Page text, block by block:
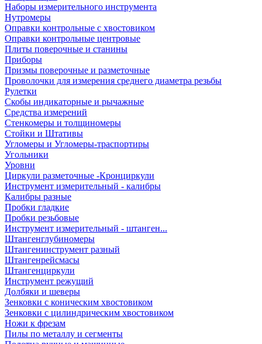
Наборы измерительного инструмента
Нутромеры
Оправки контрольные с хвостовиком
Оправки контрольные центровые
Плиты поверочные и станины
Приборы
Призмы поверочные и разметочные
Проволочки для измерения среднего диаметра резьбы
Рулетки
Скобы индикаторные и рычажные
Средства измерений
Стенкомеры и толщиномеры
Стойки и Штативы
Угломеры и Угломеры-траспортиры
Угольники
Уровни
Циркули разметочные -Кронциркули
Инструмент измерительный - калибры
Калибры разные
Пробки гладкие
Пробки резьбовые
Инструмент измерительный - штанген...
Штангенглубиномеры
Штангенинструмент разный
Штангенрейсмасы
Штангенциркули
Инструмент режущий
Долбяки и шеверы
Зенковки с коническим хвостовиком
Зенковки с цилиндрическим хвостовиком
Ножи к фрезам
Пилы по металлу и сегменты